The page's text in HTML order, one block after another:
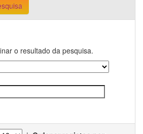
o resultado da pesquisa.